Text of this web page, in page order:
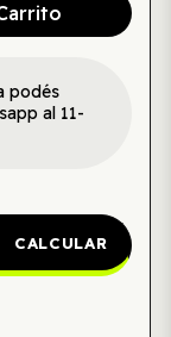
podés
al 11-
CALCULAR